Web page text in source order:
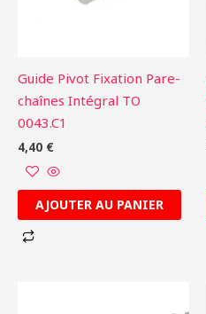
Guide Pivot Fixation Pare-
chaînes Intégral TO
0043.C1
4,40 €
AJOUTER AU PANIER